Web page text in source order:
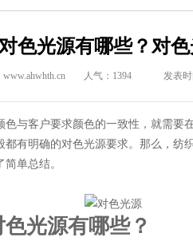
色光源有哪些？对
人气： 1394 发表时
色与客户要求颜色的一致性，就需要
都有明确的对色光源要求。那么，纺
单总结。
光源有哪些？